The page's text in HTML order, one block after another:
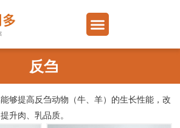
Menu
反刍
能够提高反刍动物（牛、羊）的生长性能，改
升肉、乳品质。